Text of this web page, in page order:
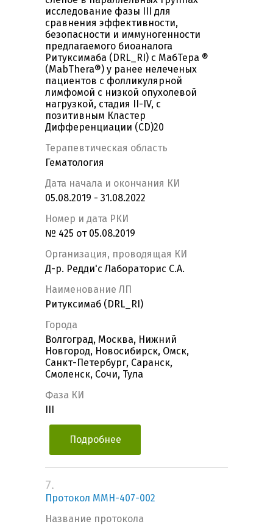
исследование фазы III для
сравнения эффективности,
безопасности и иммуногенности
предлагаемого биоаналога
Ритуксимаба (DRL_RI) с МабТера ®
(MabThera®) у ранее нелеченых
пациентов c фолликулярной
лимфомой с низкой опухолевой
нагрузкой, стадия II-IV, с
позитивным Кластер
Дифференциации (CD)20
Терапевтическая область
Гематология
Дата начала и окончания КИ
05.08.2019 - 31.08.2022
Номер и дата РКИ
№ 425 от 05.08.2019
Организация, проводящая КИ
Д-р. Редди'с Лабораторис С.A.
Наименование ЛП
Ритуксимаб (DRL_RI)
Города
Волгоград, Москва, Нижний
Новгород, Новосибирск, Омск,
Санкт-Петербург, Саранск,
Смоленск, Сочи, Тула
Фаза КИ
Подробнее
7.
Протокол MMH-407-002
Название протокола